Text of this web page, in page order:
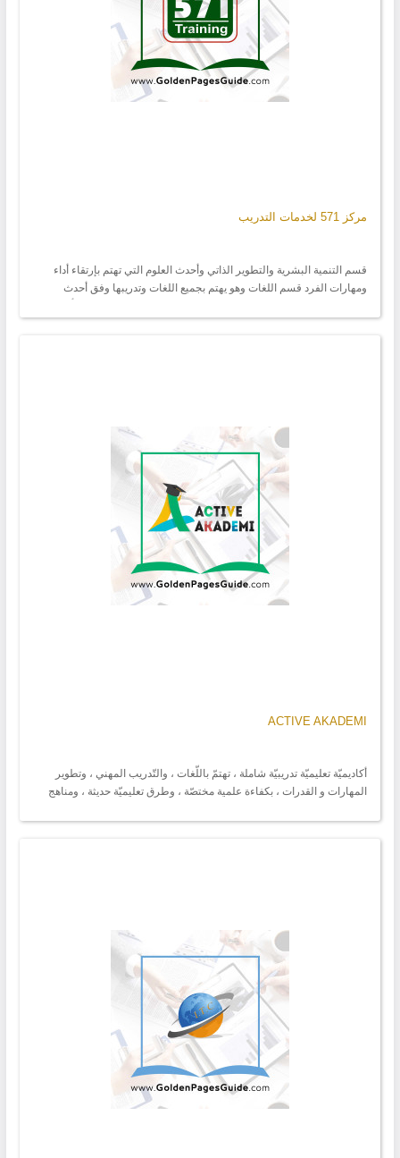
مركز 571 لخدمات التدريب
قسم التنمية البشرية والتطوير الذاتي وأحدث العلوم التي تهتم بإرتقاء أداء
ومهارات الفرد قسم اللغات وهو يهتم بجميع اللغات وتدريبها وفق أحدث
ACTIVE AKADEMI
أكاديميّة تعليميّة تدريبيّة شاملة ، تهتمّ باللّغات ، والتّدريب المهني ، وتطوير
المهارات و القدرات ، بكفاءة علمية مختصّة ، وطرق تعليميّة حديثة ، ومناهج